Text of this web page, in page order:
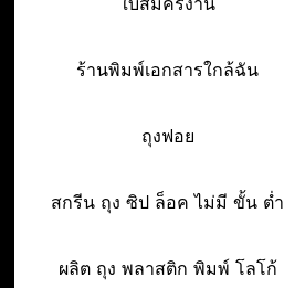
ร้านพิมพ์เอกสารใกล้ฉัน
ถุงฟอย
สกรีน ถุง ซิป ล็อค ไม่มี ขั้น ต่ำ
ผลิต ถุง พลาสติก พิมพ์ โลโก้